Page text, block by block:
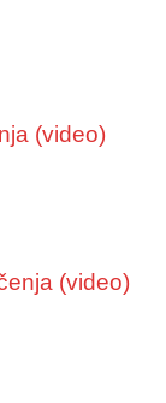
(video)
(video)